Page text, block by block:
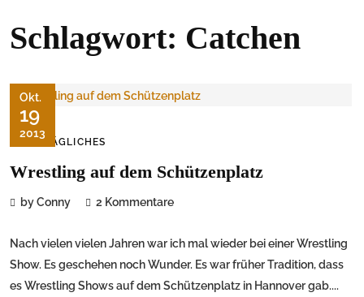
Schlagwort: Catchen
Okt.
19
2013
ALLTÄGLICHES
Wrestling auf dem Schützenplatz
by Conny 2 Kommentare
Nach vielen vielen Jahren war ich mal wieder bei einer Wrestling
Show. Es geschehen noch Wunder. Es war früher Tradition, dass
es Wrestling Shows auf dem Schützenplatz in Hannover gab....